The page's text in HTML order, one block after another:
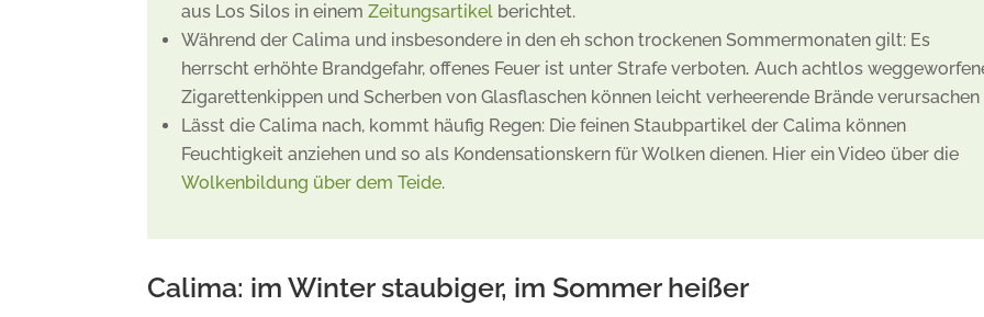
aus Los Silos in einemZeitungsartikel berichtet.
Während der Calima und insbesondere in den eh schon trockenen Sommermonaten gilt: Es
herrscht erhöhte Brandgefahr, offenes Feuer ist unter Strafe verboten. Auch achtlos
Zigarettenkippen und Scherben von Glasflaschen können leicht verheerende Brände verursachen
Lässt die Calima nach, kommt häufig Regen: Die feinen Staubpartikel der Calima können
Feuchtigkeit anziehen und so als Kondensationskern für Wolken dienen. Hier ein Video über die
Wolkenbildung über dem Teide.
Calima: im Winter staubiger, im Sommer heißer